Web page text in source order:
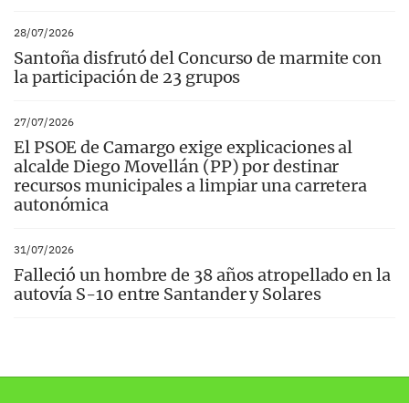
28/07/2026
Santoña disfrutó del Concurso de marmite con
la participación de 23 grupos
27/07/2026
El PSOE de Camargo exige explicaciones al
alcalde Diego Movellán (PP) por destinar
recursos municipales a limpiar una carretera
autonómica
31/07/2026
Falleció un hombre de 38 años atropellado en la
autovía S-10 entre Santander y Solares